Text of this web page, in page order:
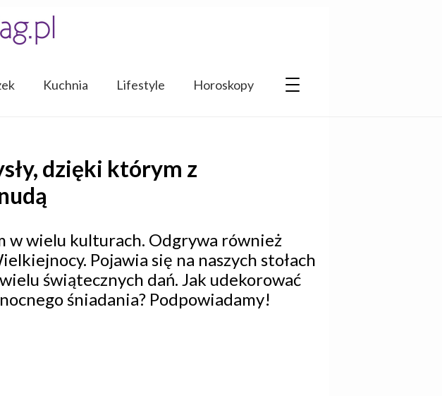
Kuchnia Lifestyle Horoskopy
dzięki którym z
w wielu kulturach. Odgrywa również
Pojawia się na naszych stołach
świątecznych dań. Jak udekorować
śniadania? Podpowiadamy!